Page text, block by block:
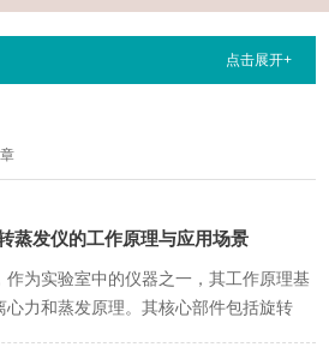
点击展开+
蒸发仪的工作原理与应用场景
作为实验室中的仪器之一，其工作原理基
心力和蒸发原理。其核心部件包括旋转